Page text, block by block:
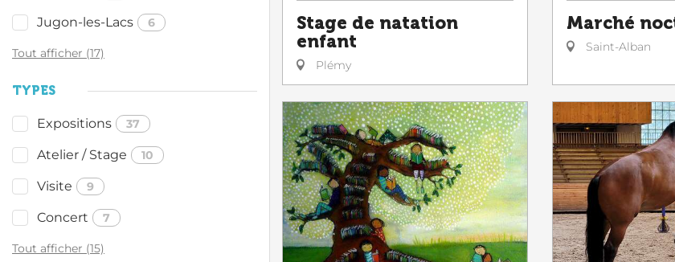
Jugon-les-Lacs 6
Tout afficher (17)
TYPES
Expositions 37
Atelier / Stage 10
Visite 9
Concert 7
Tout afficher (15)
Stage de natation
enfant
Plémy
Marché
Saint-Alban